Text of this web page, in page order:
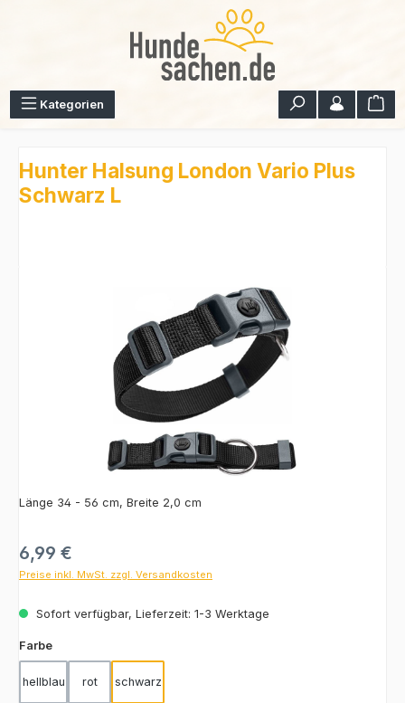
Kategorien
Hunter Halsung London Vario Plus
Schwarz L
Länge 34 - 56 cm, Breite 2,0 cm
Regulärer Preis:
6,99 €
Preise inkl. MwSt. zzgl. Versandkosten
Sofort verfügbar, Lieferzeit: 1-3 Werktage
Farbeauswählen
hellblau rot schwarz